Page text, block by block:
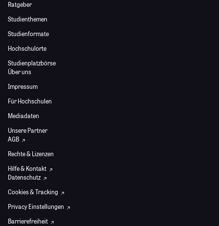
Ratgeber
Studienthemen
Studienformate
Hochschulorte
Studienplatzbörse
Über uns
Impressum
Für Hochschulen
Mediadaten
Unsere Partner
AGB
Rechte & Lizenzen
Hilfe & Kontakt
Datenschutz
Cookies & Tracking
Privacy Einstellungen
Barrierefreiheit